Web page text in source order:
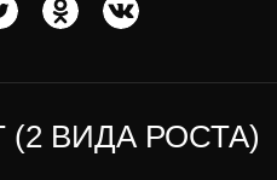
(2 ВИДА РОСТА)